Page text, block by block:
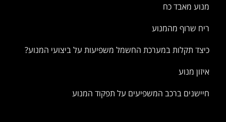
מנוע מאבד כח
ריח שרוף מהמנוע
כיצד תקלות במערכת החשמל משפיעות על ביצועי המנוע?
איזון מנוע
חיישנים ברכב המשפיעים על תפקוד המנוע